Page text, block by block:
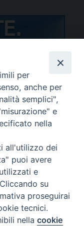
Cookie
per
anche per
semplici",
e
nella
all'utilizzo dei
puoi avere
e
su
proseguirai
tecnici.
nellacookie